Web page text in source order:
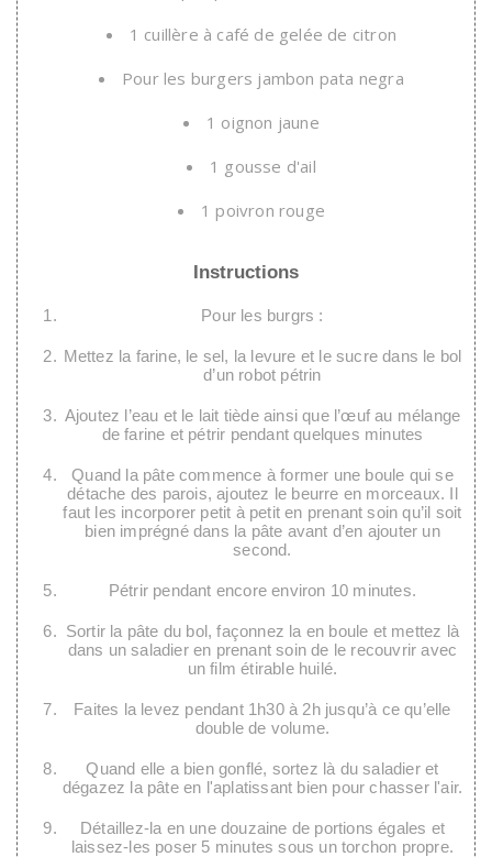
1 cuillère à café de gelée de citron
Pour les burgers jambon pata negra
1 oignon jaune
1 gousse d'ail
1 poivron rouge
Instructions
Pour les burgrs :
Mettez la farine, le sel, la levure et le sucre dans le bol
d’un robot pétrin
Ajoutez l’eau et le lait tiède ainsi que l’œuf au mélange
de farine et pétrir pendant quelques minutes
Quand la pâte commence à former une boule qui se
détache des parois, ajoutez le beurre en morceaux. Il
faut les incorporer petit à petit en prenant soin qu’il soit
bien imprégné dans la pâte avant d’en ajouter un
second.
Pétrir pendant encore environ 10 minutes.
Sortir la pâte du bol, façonnez la en boule et mettez là
dans un saladier en prenant soin de le recouvrir avec
un film étirable huilé.
Faites la levez pendant 1h30 à 2h jusqu’à ce qu’elle
double de volume.
Quand elle a bien gonflé, sortez là du saladier et
dégazez la pâte en l'aplatissant bien pour chasser l'air.
Détaillez-la en une douzaine de portions égales et
laissez-les poser 5 minutes sous un torchon propre.